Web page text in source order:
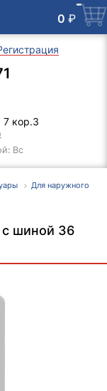
0 ₽
кор.3
Вс
Для наружного
с шиной 36